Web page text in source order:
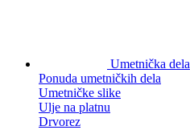
Umetnička dela
Ponuda umetničkih dela
Umetničke slike
Ulje na platnu
Drvorez